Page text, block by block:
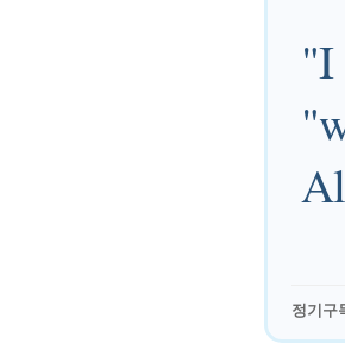
"I
정기구